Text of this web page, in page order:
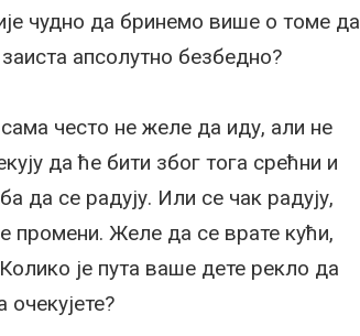
чудно да бринемо више о томе да
апсолутно безбедно?
често не желе да иду, али не
да ће бити због тога срећни и
да се радују. Или се чак радују,
промени. Желе да се врате кући,
је пута ваше дете рекло да